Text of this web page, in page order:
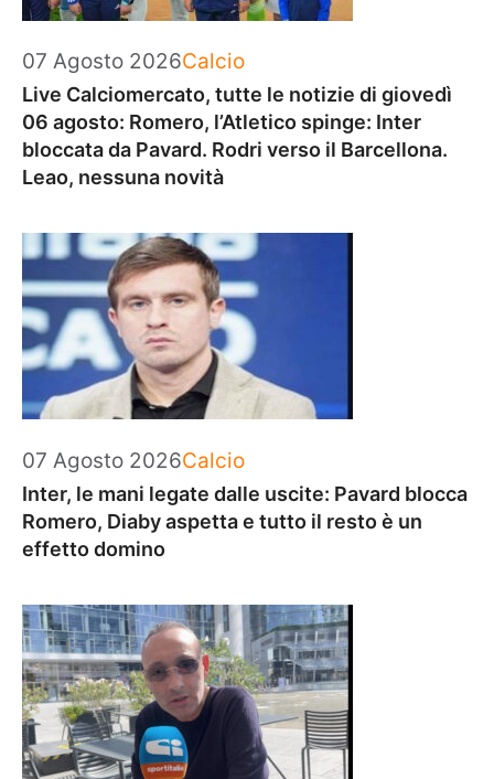
07 Agosto 2026Categorie
Calcio
Live Calciomercato, tutte le notizie di giovedì
06 agosto: Romero, l’Atletico spinge: Inter
bloccata da Pavard. Rodri verso il Barcellona.
Leao, nessuna novità
07 Agosto 2026Categorie
Calcio
Inter, le mani legate dalle uscite: Pavard blocca
Romero, Diaby aspetta e tutto il resto è un
effetto domino